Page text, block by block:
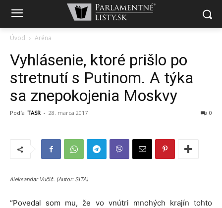
Úvod Aréna
Vyhlásenie, ktoré prišlo po
stretnutí s Putinom. A týka
sa znepokojenia Moskvy
Podľa TASR - 28. marca 2017 0
Aleksandar Vučič. (Autor: SITA)
“Povedal som mu, že vo vnútri mnohých krajín tohto